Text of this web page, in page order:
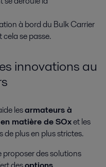
à bord du Bulk Carrier
se passe.
innovations au
lesarmateurs à
matière de SOxet les
de plus en plus strictes.
des solutions